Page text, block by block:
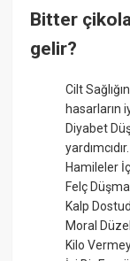
Bitter
gelir?
Cilt
hasarların
Diyabet
yardımcıdır.
Hamileler
Felç
Kalp
Moral
Kilo